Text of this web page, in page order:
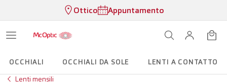
Ottico Appuntamento
OCCHIALI OCCHIALI DA SOLE
LENTI A CONTATTO
Lenti mensili